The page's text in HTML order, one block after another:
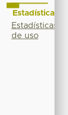
Estadísticas
Estadísticas
de uso